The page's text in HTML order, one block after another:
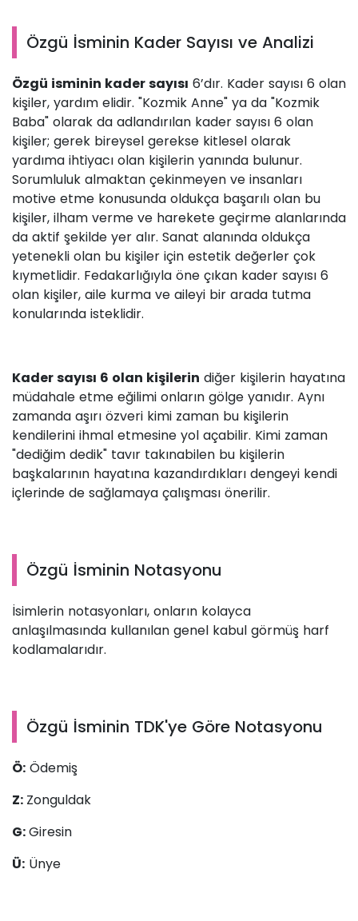
Özgü İsminin Kader Sayısı ve Analizi
Özgü isminin kader sayısı 6’dır. Kader sayısı 6 olan
kişiler, yardım elidir. "Kozmik Anne" ya da "Kozmik
Baba" olarak da adlandırılan kader sayısı 6 olan
kişiler; gerek bireysel gerekse kitlesel olarak
yardıma ihtiyacı olan kişilerin yanında bulunur.
Sorumluluk almaktan çekinmeyen ve insanları
motive etme konusunda oldukça başarılı olan bu
kişiler, ilham verme ve harekete geçirme alanlarında
da aktif şekilde yer alır. Sanat alanında oldukça
yetenekli olan bu kişiler için estetik değerler çok
kıymetlidir. Fedakarlığıyla öne çıkan kader sayısı 6
olan kişiler, aile kurma ve aileyi bir arada tutma
konularında isteklidir.
Kader sayısı 6 olan kişilerin diğer kişilerin hayatına
müdahale etme eğilimi onların gölge yanıdır. Aynı
zamanda aşırı özveri kimi zaman bu kişilerin
kendilerini ihmal etmesine yol açabilir. Kimi zaman
"dediğim dedik" tavır takınabilen bu kişilerin
başkalarının hayatına kazandırdıkları dengeyi kendi
içlerinde de sağlamaya çalışması önerilir.
Özgü İsminin Notasyonu
İsimlerin notasyonları, onların kolayca
anlaşılmasında kullanılan genel kabul görmüş harf
kodlamalarıdır.
Özgü İsminin TDK'ye Göre Notasyonu
Ö: Ödemiş
Z: Zonguldak
G:Giresin
Ü: Ünye